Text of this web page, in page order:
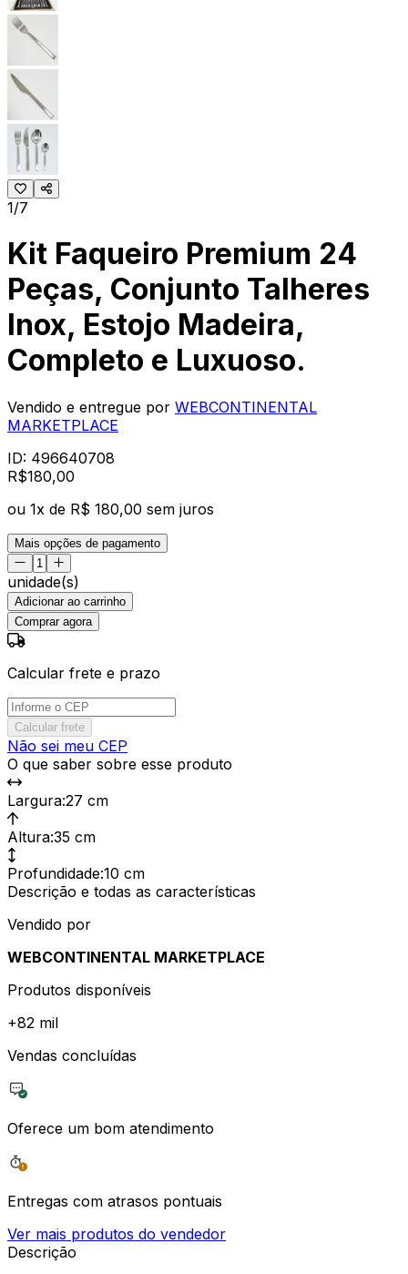
1/7
Kit Faqueiro Premium 24
Peças, Conjunto Talheres
Inox, Estojo Madeira,
Completo e Luxuoso.
Vendido e entregue por WEBCONTINENTAL
MARKETPLACE
ID: 496640708
R$180,00
ou 1x de R$ 180,00 sem juros
Mais opções de pagamento
unidade(s)
Adicionar ao carrinho
Comprar agora
Calcular frete e prazo
Calcular frete
Não sei meu CEP
O que saber sobre esse produto
Largura:27 cm
Altura:35 cm
Profundidade:10 cm
Descrição e todas as características
Vendido por
WEBCONTINENTAL MARKETPLACE
Produtos disponíveis
+82 mil
Vendas concluídas
Oferece um bom atendimento
Entregas com atrasos pontuais
Ver mais produtos do vendedor
Descrição